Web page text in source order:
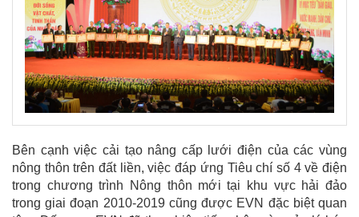
Bên cạnh việc cải tạo nâng cấp lưới điện của các vùng
nông thôn trên đất liền, việc đáp ứng Tiêu chí số 4 về điện
trong chương trình Nông thôn mới tại khu vực hải đảo
trong giai đoạn 2010-2019 cũng được EVN đặc biệt quan